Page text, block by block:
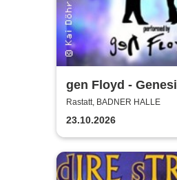
gen Floyd -
Pink Floyd
Rastatt, BADNER HALLE
23.10.2026